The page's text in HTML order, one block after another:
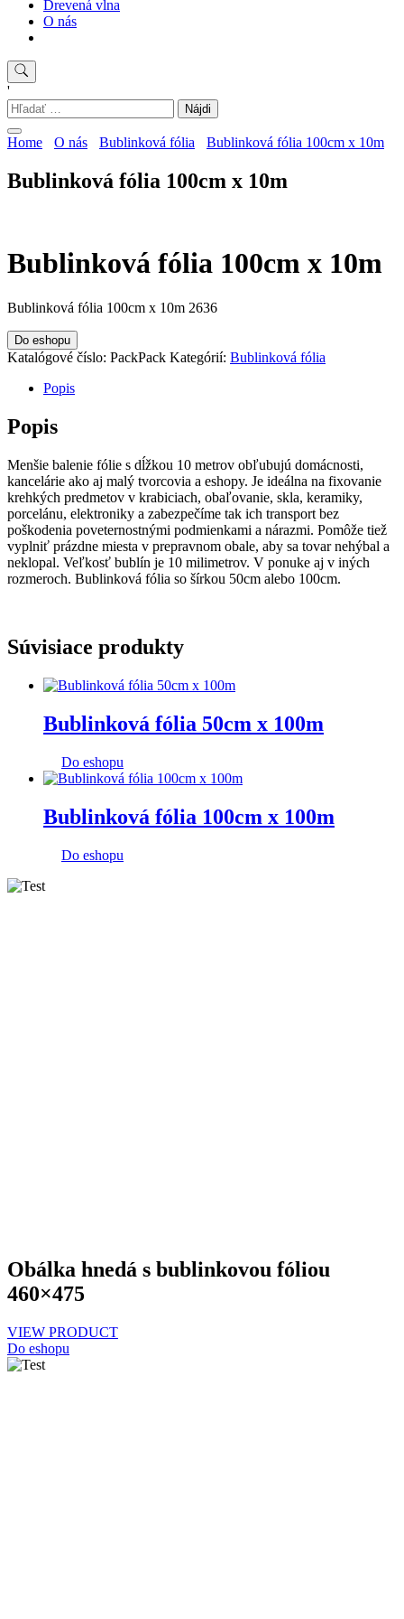
Drevená vlna
O nás
'
Hľadať:
Home O nás Bublinková fólia Bublinková fólia 100cm x 10m
Bublinková fólia 100cm x 10m
Bublinková fólia 100cm x 10m
Bublinková fólia 100cm x 10m 2636
Do eshopu
Katalógové číslo: PackPack Kategórií: Bublinková fólia
Popis
Popis
Menšie balenie fólie s dĺžkou 10 metrov obľubujú domácnosti,
kancelárie ako aj malý tvorcovia a eshopy. Je ideálna na fixovanie
krehkých predmetov v krabiciach, obaľovanie, skla, keramiky,
porcelánu, elektroniky a zabezpečíme tak ich transport bez
poškodenia poveternostnými podmienkami a nárazmi. Pomôže tiež
vyplniť prázdne miesta v prepravnom obale, aby sa tovar nehýbal a
neklopal. Veľkosť bublín je 10 milimetrov. V ponuke aj v iných
rozmeroch. Bublinková fólia so šírkou 50cm alebo 100cm.
Súvisiace produkty
Bublinková fólia 50cm x 100m
Do eshopu
Bublinková fólia 100cm x 100m
Do eshopu
Obálka hnedá s bublinkovou fóliou
460×475
VIEW PRODUCT
Do eshopu